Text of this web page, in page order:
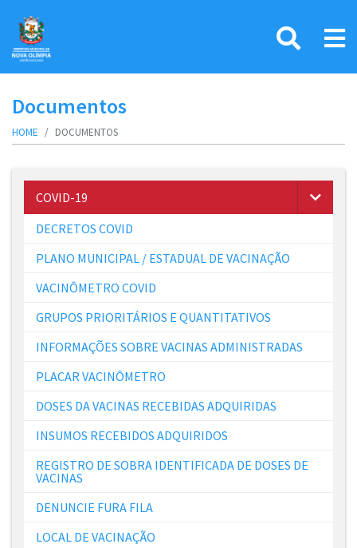
Documentos
HOME DOCUMENTOS
COVID-19
DECRETOS COVID
PLANO MUNICIPAL / ESTADUAL DE VACINAÇÃO
VACINÔMETRO COVID
GRUPOS PRIORITÁRIOS E QUANTITATIVOS
INFORMAÇÕES SOBRE VACINAS ADMINISTRADAS
PLACAR VACINÔMETRO
DOSES DA VACINAS RECEBIDAS ADQUIRIDAS
INSUMOS RECEBIDOS ADQUIRIDOS
REGISTRO DE SOBRA IDENTIFICADA DE DOSES DE
VACINAS
DENUNCIE FURA FILA
LOCAL DE VACINAÇÃO